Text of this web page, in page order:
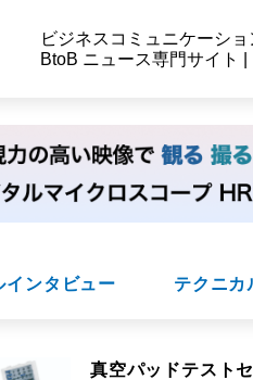
ビジネスコミュニケーシ
BtoB ニュース専門サイト |
インタビュー テクニカ
真空パッドテスト